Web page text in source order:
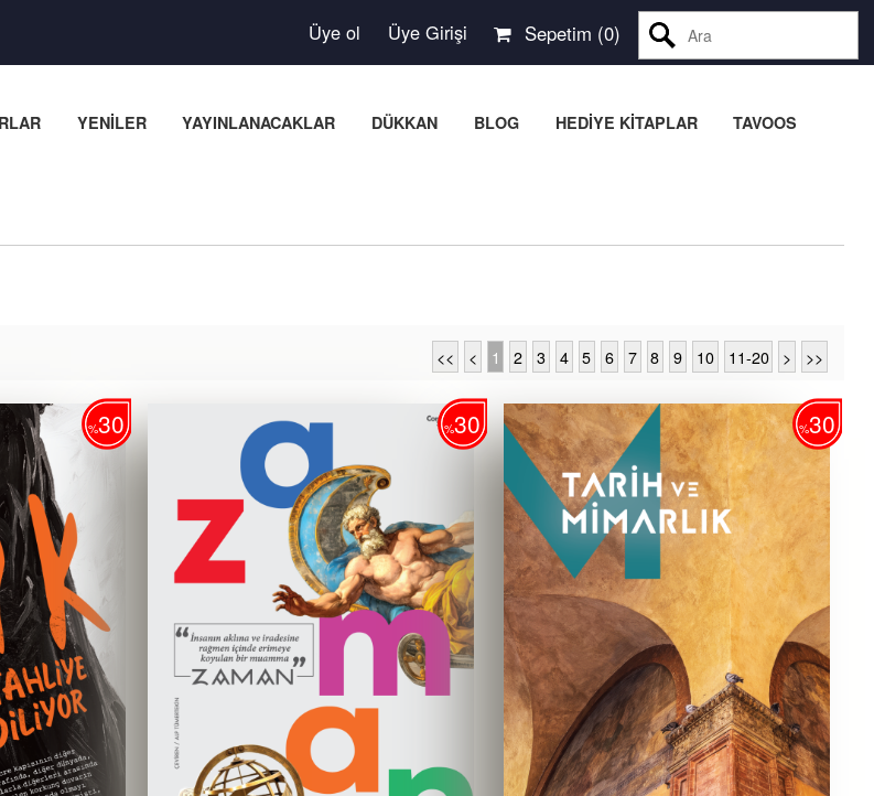
Üye ol Üye Girişi Ara
Sepetim (0)
YENİLER YAYINLANACAKLAR DÜKKAN BLOG HEDİYE KİTAPLAR TAVOOS
<< < 1 2 3 4 5 6 7 8 9 10 11-20 > >>
%30 %30 %30